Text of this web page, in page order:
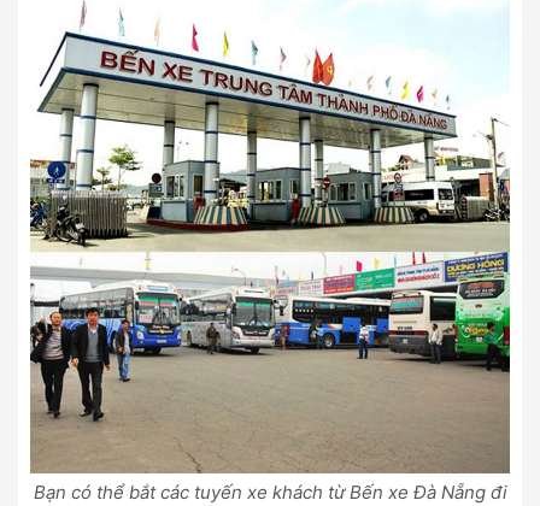
Bạn có thể bắt các tuyến xe khách từ Bến xe Đà Nẵng đi